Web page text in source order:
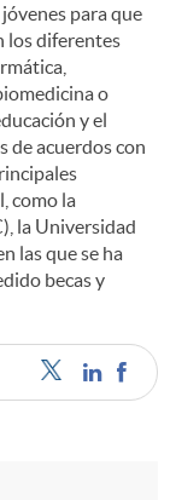
para que
los diferentes
o
y el
de acuerdos con
como la
la Universidad
las que se ha
becas y